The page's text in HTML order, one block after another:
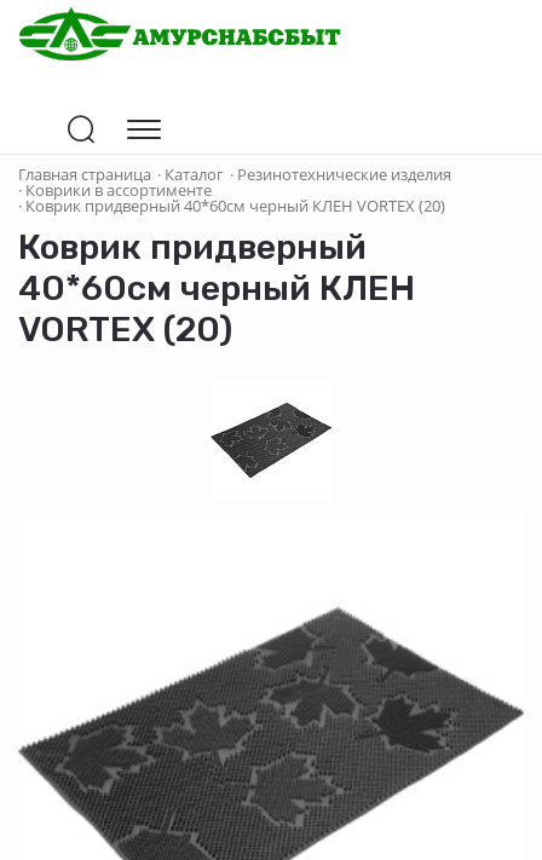
Главная страница · Каталог · Резинотехнические изделия
· Коврики в ассортименте
· Коврик придверный 40*60см черный КЛЕН VORTEX (20)
Коврик придверный
40*60см черный КЛЕН
VORTEX (20)